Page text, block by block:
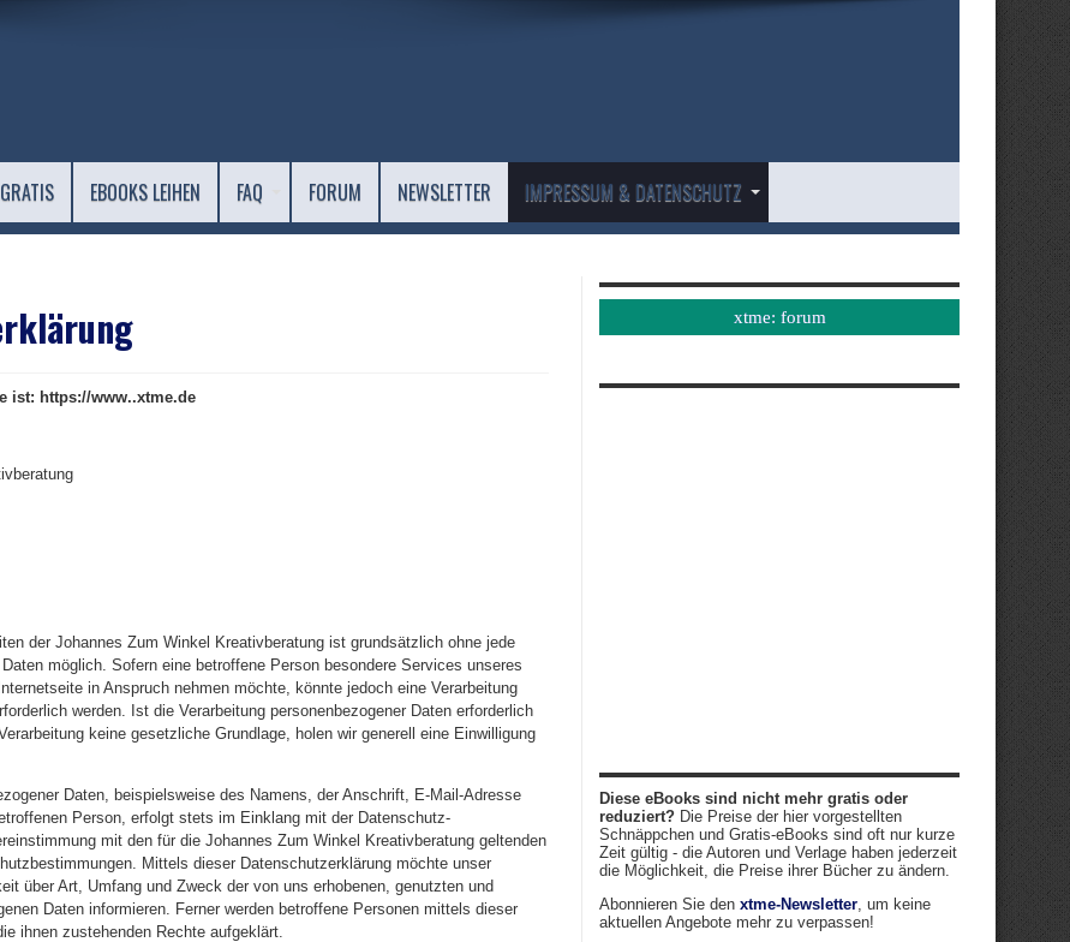
EBOOKS LEIHEN FAQ FORUM NEWSLETTER IMPRESSUM & DATENSCHUTZ
ist: https://www..xtme.de
der Johannes Zum Winkel Kreativberatung ist grundsätzlich ohne jede
möglich. Sofern eine betroffene Person besondere Services unseres
in Anspruch nehmen möchte, könnte jedoch eine Verarbeitung
werden. Ist die Verarbeitung personenbezogener Daten erforderlich
keine gesetzliche Grundlage, holen wir generell eine Einwilligung
Daten, beispielsweise des Namens, der Anschrift, E-Mail-Adresse
Person, erfolgt stets im Einklang mit der Datenschutz-
mit den für die Johannes Zum Winkel Kreativberatung geltenden
Mittels dieser Datenschutzerklärung möchte unser
über Art, Umfang und Zweck der von uns erhobenen, genutzten und
Daten informieren. Ferner werden betroffene Personen mittels dieser
ihnen zustehenden Rechte aufgeklärt.
xtme: forum
Diese eBooks sind nicht mehr gratis oder
reduziert? Die Preise der hier vorgestellten
Schnäppchen und Gratis-eBooks sind oft nur kurze
Zeit gültig - die Autoren und Verlage haben jederzeit
die Möglichkeit, die Preise ihrer Bücher zu ändern.
Abonnieren Sie den xtme-Newsletter, um keine
aktuellen Angebote mehr zu verpassen!